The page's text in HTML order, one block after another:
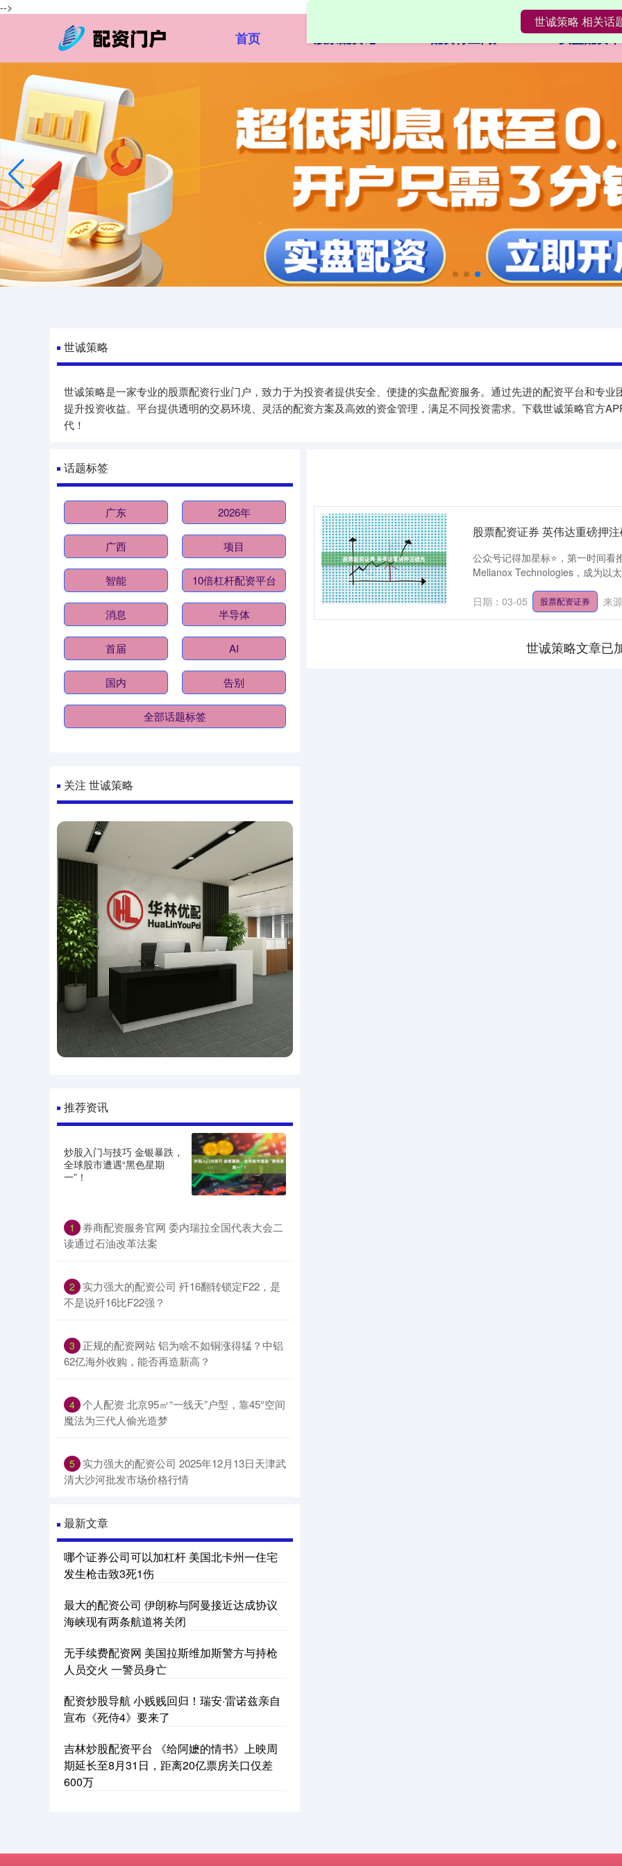
-->
首页 实盘配资
世诚策略
世诚策略是一家专业的股票配资行业门户，致力于为投资者提供安全、便捷的实盘配资服务。通过先进的配资平台和专
提升投资收益。平台提供透明的交易环境、灵活的配资方案及高效的资金管理，满足不同投资需求。下载世诚策略官方
代！
世诚策略 相关话
股票配资证券 英伟达重磅押
公众号记得加星标⭐️，第一时间
Mellanox Technologies，成为以
日期：03-05 股票配资证券 来
世诚策略文章已
话题标签
广东 2026年
广西 项目
智能 10倍杠杆配资平台
消息 半导体
首届 AI
国内 告别
全部话题标签
关注 世诚策略
推荐资讯
炒股入门与技巧 金银暴跌，
全球股市遭遇“黑色星期
一”！
1
券商配资服务官网 委内瑞拉全国代表大会二
读通过石油改革法案
2
实力强大的配资公司 歼16翻转锁定F22，是
不是说歼16比F22强？
3
正规的配资网站 铝为啥不如铜涨得猛？中铝
62亿海外收购，能否再造新高？
4 个人配资 北京95㎡“一线天”户型，靠45°空间
魔法为三代人偷光造梦
5 实力强大的配资公司 2025年12月13日天津武
清大沙河批发市场价格行情
最新文章
哪个证券公司可以加杠杆 美国北卡州一住宅
发生枪击致3死1伤
最大的配资公司 伊朗称与阿曼接近达成协议
海峡现有两条航道将关闭
无手续费配资网 美国拉斯维加斯警方与持枪
人员交火 一警员身亡
配资炒股导航 小贱贱回归！瑞安·雷诺兹亲自
宣布《死侍4》要来了
吉林炒股配资平台 《给阿嬷的情书》上映周
期延长至8月31日，距离20亿票房关口仅差
600万